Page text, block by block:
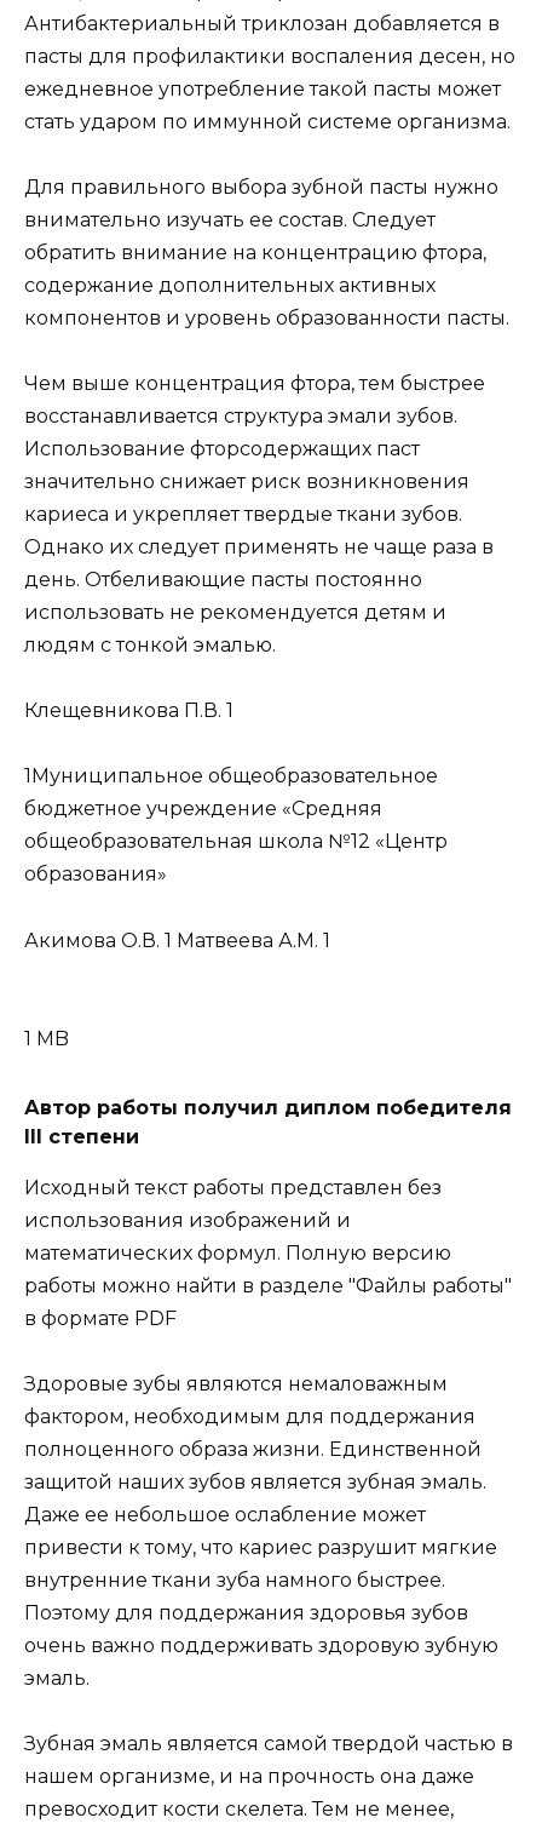
Антибактериальный триклозан добавляется в
пасты для профилактики воспаления десен, но
ежедневное употребление такой пасты может
стать ударом по иммунной системе организма.
Для правильного выбора зубной пасты нужно
внимательно изучать ее состав. Следует
обратить внимание на концентрацию фтора,
содержание дополнительных активных
компонентов и уровень образованности пасты.
Чем выше концентрация фтора, тем быстрее
восстанавливается структура эмали зубов.
Использование фторсодержащих паст
значительно снижает риск возникновения
кариеса и укрепляет твердые ткани зубов.
Однако их следует применять не чаще раза в
день. Отбеливающие пасты постоянно
использовать не рекомендуется детям и
людям с тонкой эмалью.
Клещевникова П.В. 1
1Муниципальное общеобразовательное
бюджетное учреждение «Средняя
общеобразовательная школа №12 «Центр
образования»
Акимова О.В. 1 Матвеева А.М. 1
1 MB
Автор работы получил диплом победителя
III степени
Исходный текст работы представлен без
использования изображений и
математических формул. Полную версию
работы можно найти в разделе "Файлы работы"
в формате PDF
Здоровые зубы являются немаловажным
фактором, необходимым для поддержания
полноценного образа жизни. Единственной
защитой наших зубов является зубная эмаль.
Даже ее небольшое ослабление может
привести к тому, что кариес разрушит мягкие
внутренние ткани зуба намного быстрее.
Поэтому для поддержания здоровья зубов
очень важно поддерживать здоровую зубную
эмаль.
Зубная эмаль является самой твердой частью в
нашем организме, и на прочность она даже
превосходит кости скелета. Тем не менее,